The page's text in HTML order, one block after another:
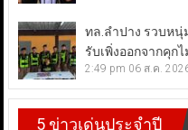
ทล.ลำปาง รวบหนุ่
รับเพิ่งออกจากคุก
2:49 pm 06 ส.ค.
5 ข่าวเด่นประจำปี